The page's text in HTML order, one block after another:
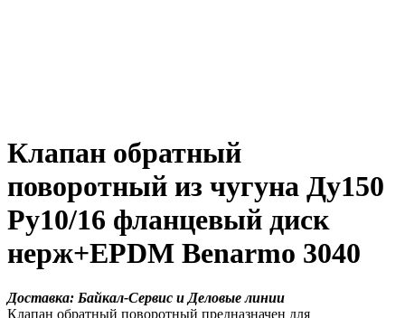
Клапан обратный
поворотный из чугуна Ду150
Ру10/16 фланцевый диск
нерж+EPDM Benarmo 3040
Доставка: Байкал-Сервис и Деловые линии
Клапан обратный поворотный предназначен для